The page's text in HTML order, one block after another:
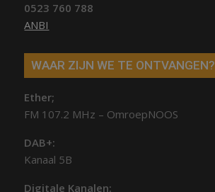
0523 760 788
ANBI
WAAR ZIJN WE TE ONTVANGEN?
Ether;
FM 107.2 MHz – OmroepNOOS
DAB+:
Kanaal 5B
Digitale Kanalen: